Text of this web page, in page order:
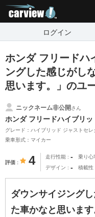
ログイン
ホンダ フリードハ
ングした感じがし
思います。」のユ
ニックネーム非公開さん
ホンダ フリードハイブリッ
グレード：ハイブリッド ジャストセ
乗車形式：マイカー
評価 4 走行性能 - 乗り心
デザイン - 積載性
ダウンサイジング
た車かなと思います